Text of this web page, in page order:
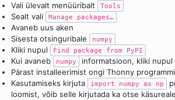
Vali ülevalt menüüribalt
Tools
Sealt vali Manage packages…
Avaneb uus aken
Sisesta otsinguribale
numpy
Kliki nupul Find package from PyPI
Kui avaneb numpy informatsioon, kliki nupul
Pärast installeerimist ongi Thonny
Kasutamiseks kirjuta
import numpy as np
loomist, võib selle kirjutada ka otse käsureale